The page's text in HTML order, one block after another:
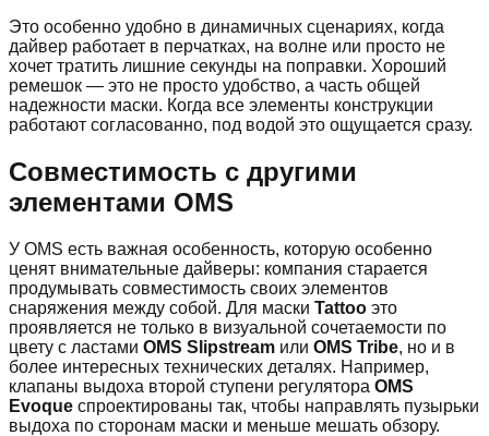
Это особенно удобно в динамичных сценариях, когда
дайвер работает в перчатках, на волне или просто не
хочет тратить лишние секунды на поправки. Хороший
ремешок — это не просто удобство, а часть общей
надежности маски. Когда все элементы конструкции
работают согласованно, под водой это ощущается сразу.
Совместимость с другими
элементами OMS
У OMS есть важная особенность, которую особенно
ценят внимательные дайверы: компания старается
продумывать совместимость своих элементов
снаряжения между собой. Для маски Tattoo это
проявляется не только в визуальной сочетаемости по
цвету с ластами OMS Slipstream или OMS Tribe, но и в
более интересных технических деталях. Например,
клапаны выдоха второй ступени регулятора OMS
Evoque спроектированы так, чтобы направлять пузырьки
выдоха по сторонам маски и меньше мешать обзору.